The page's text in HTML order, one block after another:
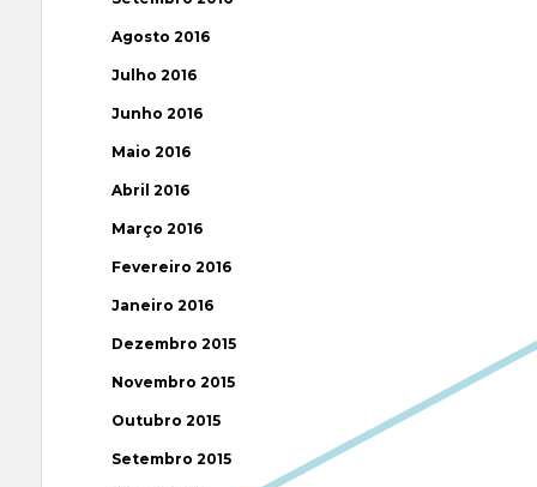
Agosto 2016
Julho 2016
Junho 2016
Maio 2016
Abril 2016
Março 2016
Fevereiro 2016
Janeiro 2016
Dezembro 2015
Novembro 2015
Outubro 2015
Setembro 2015